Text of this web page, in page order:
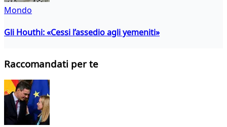
Mondo
Gli Houthi: «Cessi l’assedio agli yemeniti»
Raccomandati per te